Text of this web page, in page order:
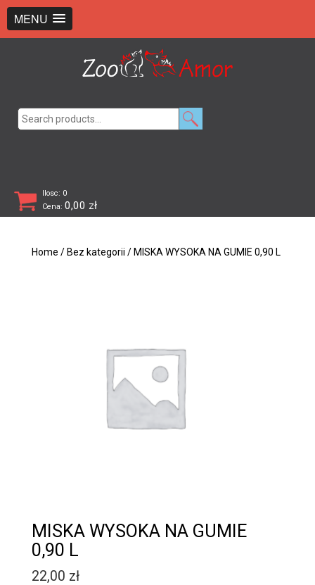
MENU
Ilosc: 0
Cena: 0,00 zł
Home / Bez kategorii / MISKA WYSOKA NA GUMIE 0,90 L
MISKA WYSOKA NA GUMIE
0,90 L
22,00 zł